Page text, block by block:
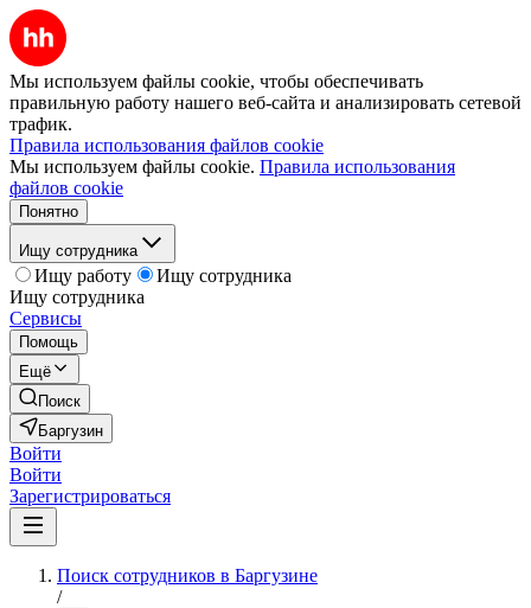
Мы используем файлы cookie, чтобы обеспечивать
правильную работу нашего веб-сайта и анализировать сетевой
трафик.
Правила использования файлов cookie
Мы используем файлы cookie. Правила использования
файлов cookie
Понятно
Ищу сотрудника
Ищу работу
Ищу сотрудника
Ищу сотрудника
Сервисы
Помощь
Ещё
Поиск
Баргузин
Войти
Войти
Зарегистрироваться
Поиск сотрудников в Баргузине
/